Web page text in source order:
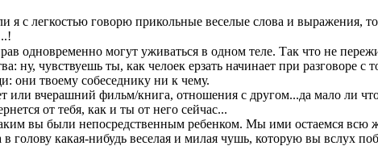
с легкостью говорю прикольные веселые слова и выражения, то
одновременно могут уживаться в одном теле. Так что не
ну, чувствуешь ты, как челоек ерзать начинает при разговоре
они твоему собеседнику ни к чему.
или вчерашний фильм/книга, отношения с другом...да мало ли
от тебя, как и ты от него сейчас...
вы были непосредственным ребенком. Мы ими остаемся всю
голову какая-нибудь веселая и милая чушь, которую вы вслух